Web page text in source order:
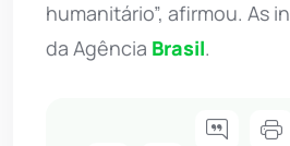
humanitário”, afirmou. As
da Agência Brasil.